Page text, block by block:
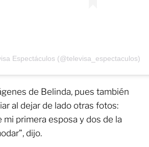
Espectáculos (@televisa_espectaculos)
de Belinda, pues también
al dejar de lado otras fotos:
mi primera esposa y dos de la
dijo.